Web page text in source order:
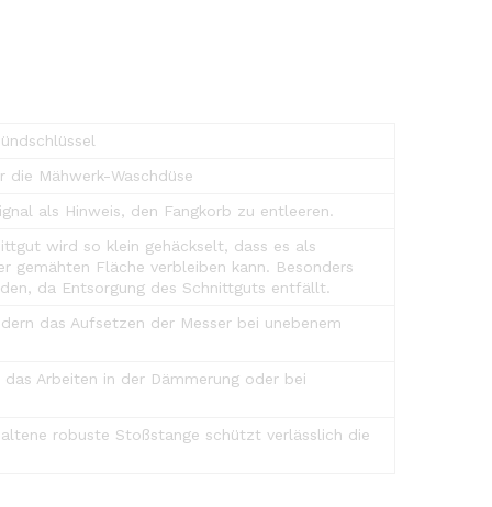
die Mähwerk-Waschdüse
als Hinweis, den Fangkorb zu entleeren.
wird so klein gehäckselt, dass es als
gemähten Fläche verbleiben kann. Besonders
da Entsorgung des Schnittguts entfällt.
das Aufsetzen der Messer bei unebenem
Arbeiten in der Dämmerung oder bei
robuste Stoßstange schützt verlässlich die